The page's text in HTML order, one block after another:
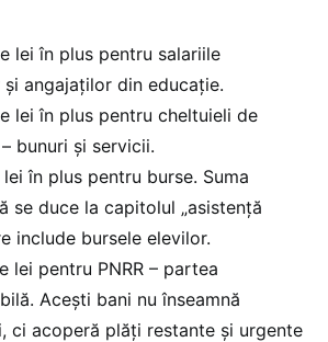
lei în plus pentru salariile
angajaților din educație.
lei în plus pentru cheltuieli de
bunuri și servicii.
în plus pentru burse. Suma
se duce la capitolul „asistență
include bursele elevilor.
lei pentru PNRR – partea
Acești bani nu înseamnă
ci acoperă plăți restante și urgente